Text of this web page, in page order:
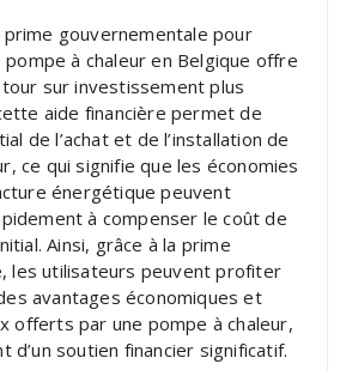
prime gouvernementale pour
pompe à chaleur en Belgique offre
sur investissement plus
aide financière permet de
de l’achat et de l’installation de
ce qui signifie que les économies
énergétique peuvent
à compenser le coût de
Ainsi, grâce à la prime
les utilisateurs peuvent profiter
avantages économiques et
offerts par une pompe à chaleur,
d’un soutien financier significatif.